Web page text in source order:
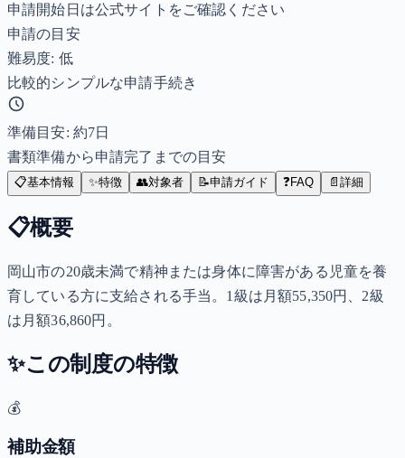
申請開始日は公式サイトをご確認ください
申請の目安
難易度: 低
比較的シンプルな申請手続き
準備目安: 約7日
書類準備から申請完了までの目安
📋基本情報 ✨特徴 👥対象者 📝申請ガイド ❓FAQ 📄 詳細
📋概要
岡山市の20歳未満で精神または身体に障害がある児童を養
育している方に支給される手当。1級は月額55,350円、2級
は月額36,860円。
✨この制度の特徴
💰
補助金額